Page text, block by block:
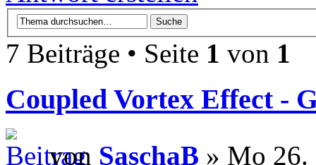
7 Beiträge • Seite 1 von 1
Coupled Vortex Effect -
von SaschaB » Mo 26.